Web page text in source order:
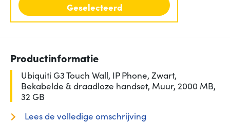
Geselecteerd
Productinformatie
Ubiquiti G3 Touch Wall, IP Phone, Zwart,
Bekabelde & draadloze handset, Muur, 2000 MB,
32 GB
Lees de volledige omschrijving